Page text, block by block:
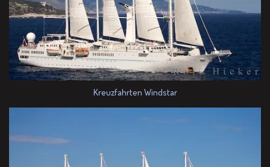
Kreuzfahrten Windstar